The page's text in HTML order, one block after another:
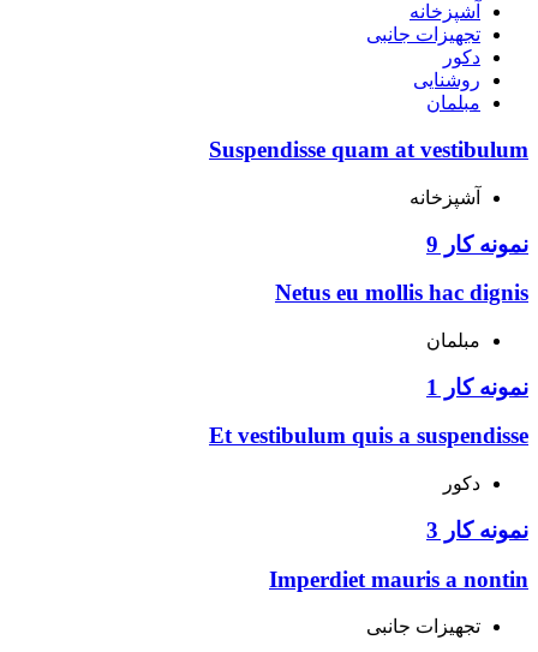
آشپزخانه
تجهیزات جانبی
دکور
روشنایی
مبلمان
Suspendisse quam at vestibulum
آشپزخانه
نمونه کار 9
Netus eu mollis hac dignis
مبلمان
نمونه کار 1
Et vestibulum quis a suspendisse
دکور
نمونه کار 3
Imperdiet mauris a nontin
تجهیزات جانبی